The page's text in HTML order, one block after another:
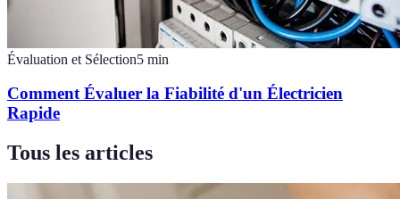
Évaluation et Sélection5 min
Comment Évaluer la Fiabilité d'un Électricien
Rapide
Tous les articles